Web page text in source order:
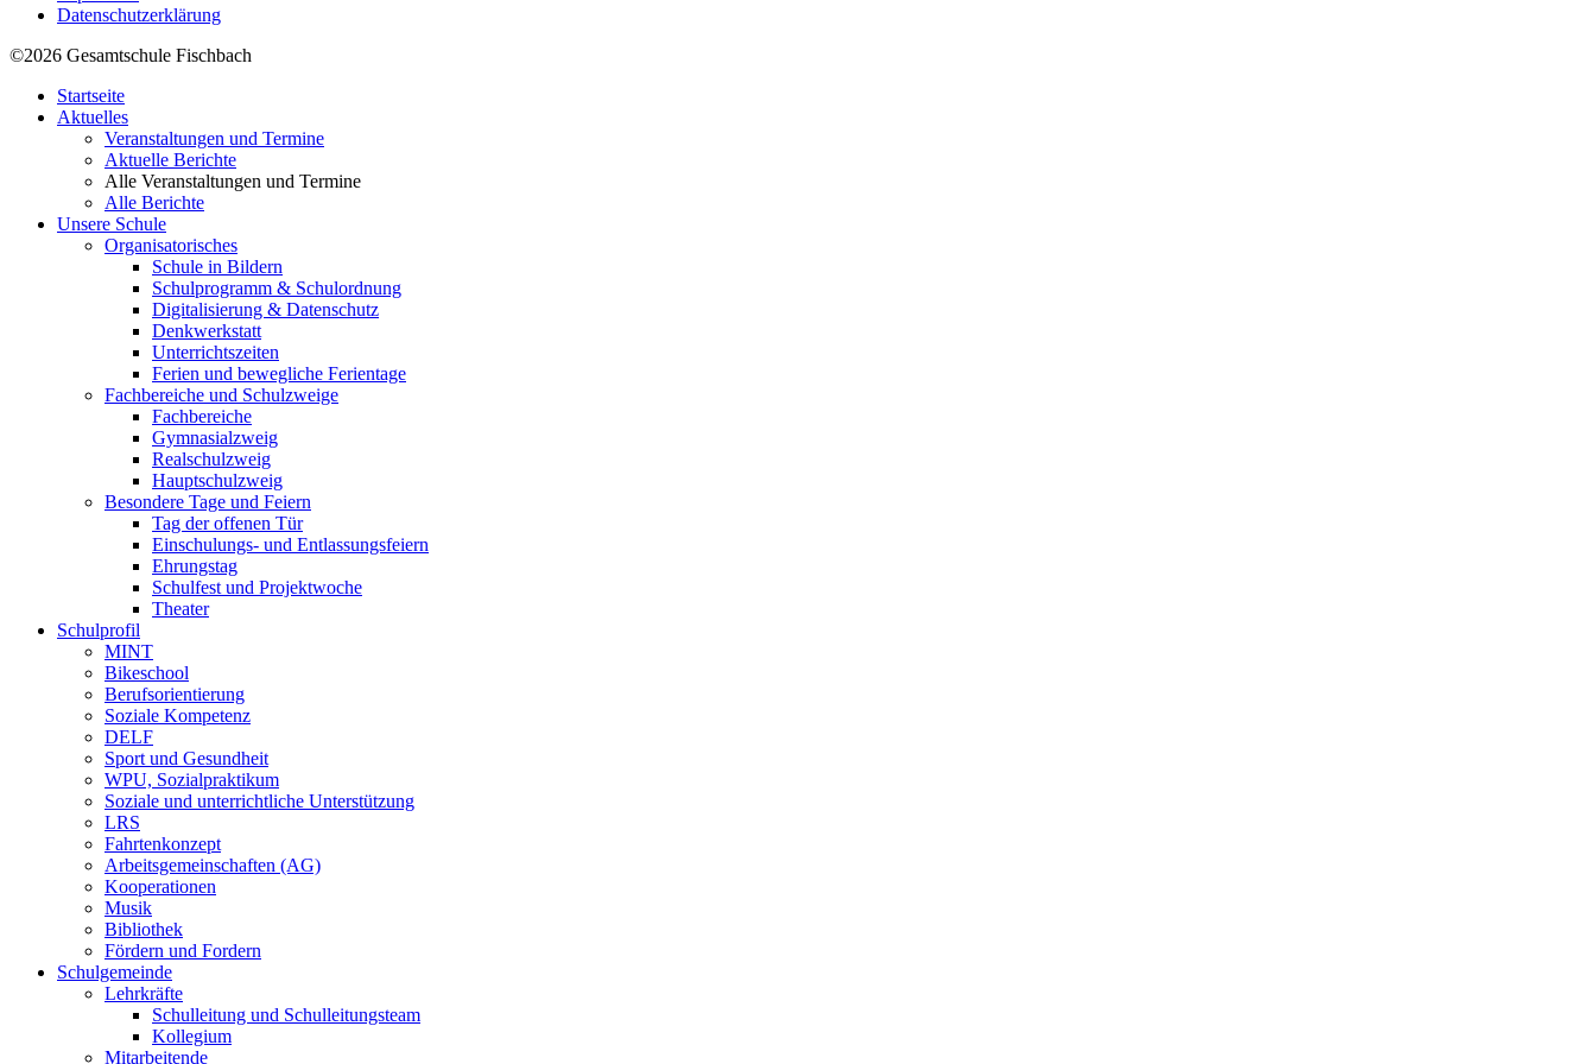
Datenschutzerklärung
©2026 Gesamtschule Fischbach
Startseite
Aktuelles
Veranstaltungen und Termine
Aktuelle Berichte
Alle Veranstaltungen und Termine
Alle Berichte
Unsere Schule
Organisatorisches
Schule in Bildern
Schulprogramm & Schulordnung
Digitalisierung & Datenschutz
Denkwerkstatt
Unterrichtszeiten
Ferien und bewegliche Ferientage
Fachbereiche und Schulzweige
Fachbereiche
Gymnasialzweig
Realschulzweig
Hauptschulzweig
Besondere Tage und Feiern
Tag der offenen Tür
Einschulungs- und Entlassungsfeiern
Ehrungstag
Schulfest und Projektwoche
Theater
Schulprofil
MINT
Bikeschool
Berufsorientierung
Soziale Kompetenz
DELF
Sport und Gesundheit
WPU, Sozialpraktikum
Soziale und unterrichtliche Unterstützung
LRS
Fahrtenkonzept
Arbeitsgemeinschaften (AG)
Kooperationen
Musik
Bibliothek
Fördern und Fordern
Schulgemeinde
Lehrkräfte
Schulleitung und Schulleitungsteam
Kollegium
Mitarbeitende